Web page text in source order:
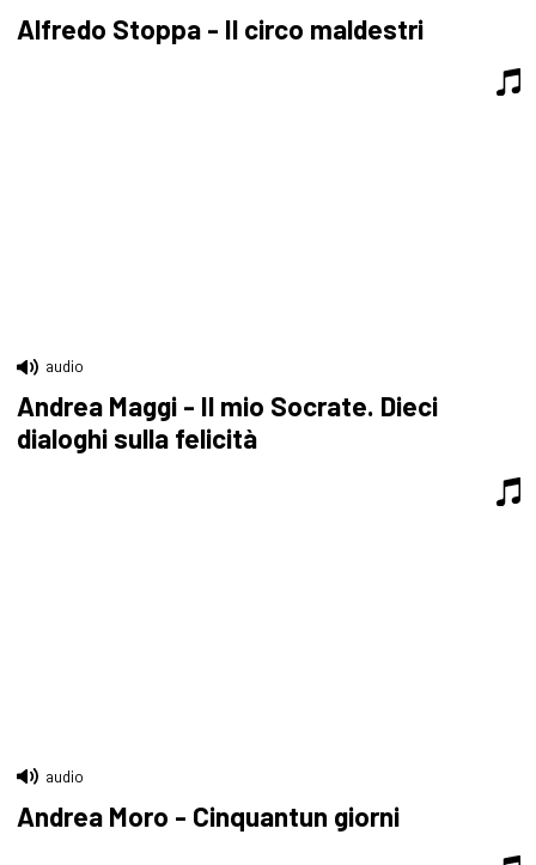
Alfredo Stoppa - Il circo maldestri
audio
Andrea Maggi - Il mio Socrate. Dieci
dialoghi sulla felicità
audio
Andrea Moro - Cinquantun giorni